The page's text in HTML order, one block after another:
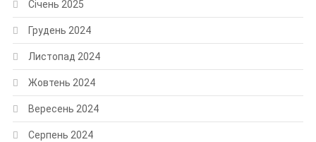
Січень 2025
Грудень 2024
Листопад 2024
Жовтень 2024
Вересень 2024
Серпень 2024